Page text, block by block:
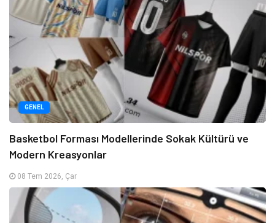
GENEL
Basketbol Forması Modellerinde Sokak Kültürü ve
Modern Kreasyonlar
08 Tem 2026, Çar